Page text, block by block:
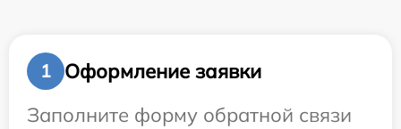
1
Оформление заявки
Заполните форму обратной связи